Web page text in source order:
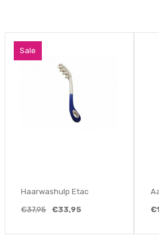
Sale
Haarwashulp Etac
€37,95
€33,95